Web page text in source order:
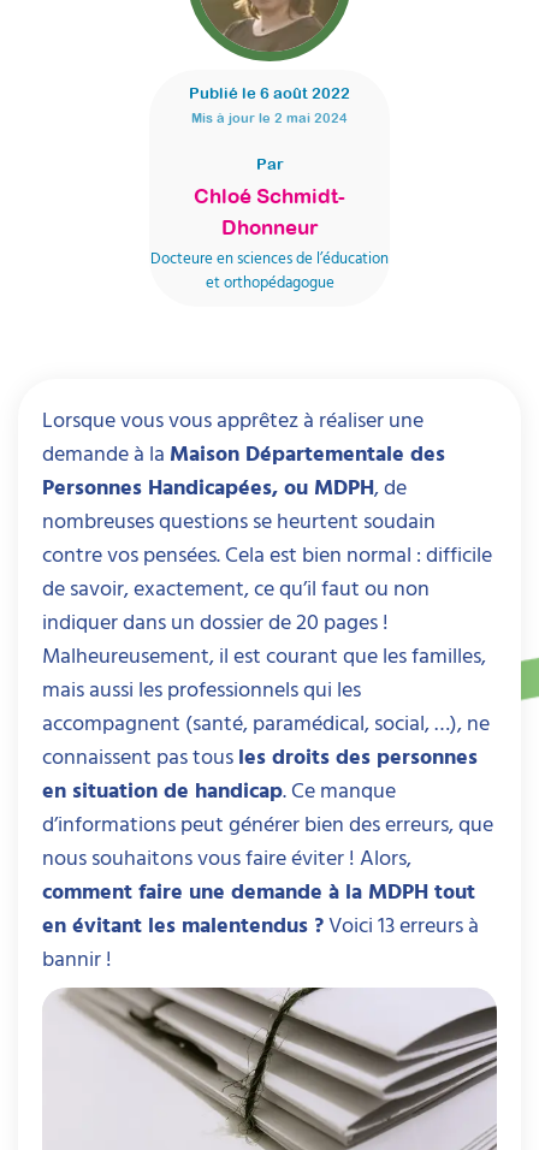
Publié le 6 août 2022
Mis à jour le 2 mai 2024
Par
Chloé Schmidt-
Dhonneur
Docteure en sciences de l’éducation
et orthopédagogue
Lorsque vous vous apprêtez à réaliser une
demande à la Maison Départementale des
Personnes Handicapées, ou MDPH, de
nombreuses questions se heurtent soudain
contre vos pensées. Cela est bien normal : difficile
de savoir, exactement, ce qu’il faut ou non
indiquer dans un dossier de 20 pages !
Malheureusement, il est courant que les familles,
mais aussi les professionnels qui les
accompagnent (santé, paramédical, social, …), ne
connaissent pas tousles droits des personnes
en situation de handicap. Ce manque
d’informations peut générer bien des erreurs, que
nous souhaitons vous faire éviter ! Alors,
comment faire une demande à la MDPH tout
en évitant les malentendus ?Voici 13 erreurs à
bannir !